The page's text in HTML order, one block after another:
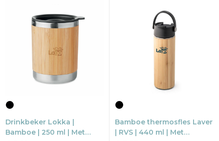
Health en wellness
Kantoorartikelen
Merken
Drinkbeker Lokka |
Bamboe | 250 ml | Met
Bamboe thermosfles Laver
| RVS | 440 ml | Met